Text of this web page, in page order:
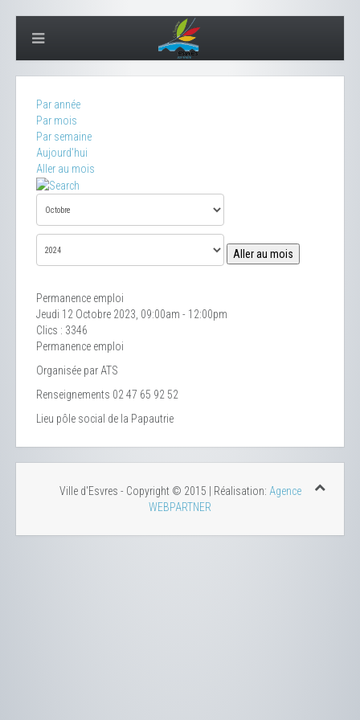
Par année
Par mois
Par semaine
Aujourd'hui
Aller au mois
Aller au mois
Permanence emploi
Jeudi 12 Octobre 2023, 09:00am - 12:00pm
Clics : 3346
Permanence emploi
Organisée par ATS
Renseignements 02 47 65 92 52
Lieu pôle social de la Papautrie
Ville d'Esvres - Copyright © 2015 | Réalisation: Agence
WEBPARTNER